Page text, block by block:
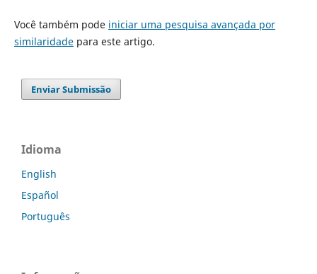
Você também pode iniciar uma pesquisa avançada por
similaridadepara este artigo.
Enviar Submissão
Idioma
English
Español
Português